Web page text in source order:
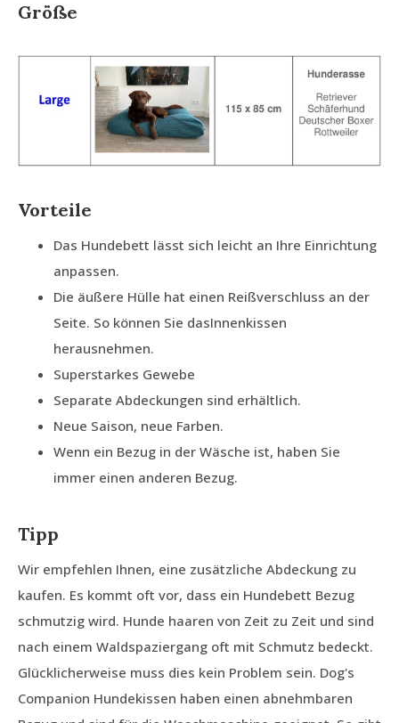
Größe
Vorteile
Das Hundebett lässt sich leicht an Ihre Einrichtung
anpassen.
Die äußere Hülle hat einen Reißverschluss an der
Seite. So können Sie dasInnenkissen
herausnehmen.
Superstarkes Gewebe
Separate Abdeckungen sind erhältlich.
Neue Saison, neue Farben.
Wenn ein Bezug in der Wäsche ist, haben Sie
immer einen anderen Bezug.
Tipp
Wir empfehlen Ihnen, eine zusätzliche Abdeckung zu
kaufen. Es kommt oft vor, dass ein Hundebett Bezug
schmutzig wird. Hunde haaren von Zeit zu Zeit und sind
nach einem Waldspaziergang oft mit Schmutz bedeckt.
Glücklicherweise muss dies kein Problem sein. Dog's
Companion Hundekissen haben einen abnehmbaren